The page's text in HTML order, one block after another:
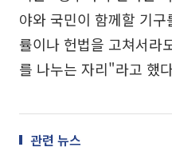
야와 국민이 함께할 기
률이나 헌법을 고쳐서라
를 나누는 자리"라고 했
관련 뉴스